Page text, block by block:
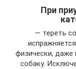
При
— тереть
физически, даже
собаку.